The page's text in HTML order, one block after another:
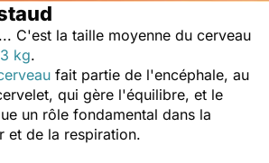
C'est la taille moyenne du cerveau
kg.
fait partie de l'encéphale, au
qui gère l'équilibre, et le
un rôle fondamental dans la
et de la respiration.